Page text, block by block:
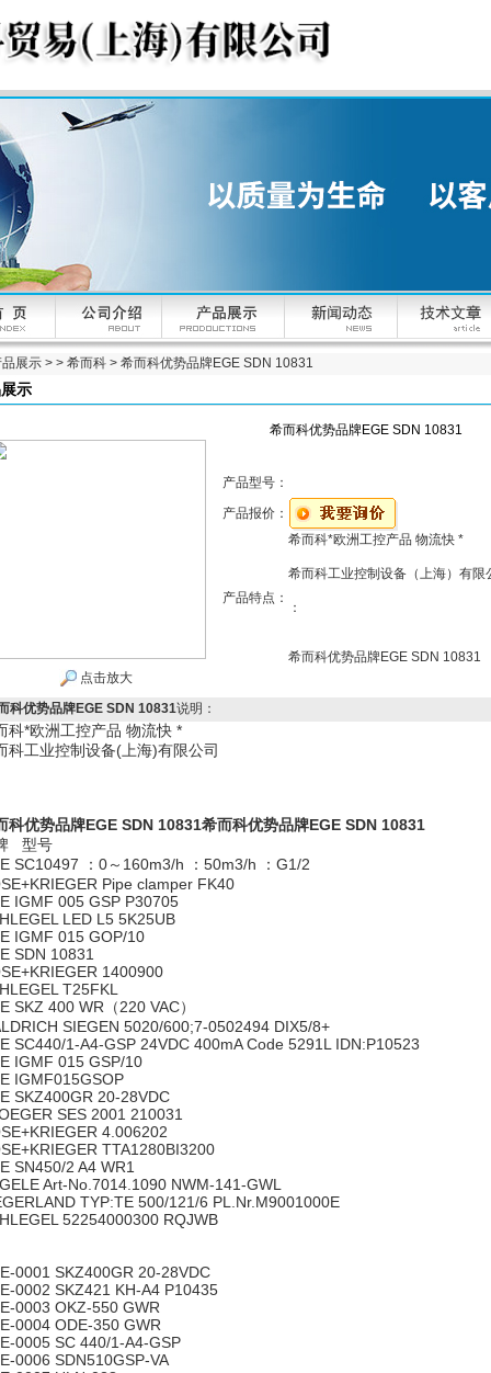
品展示 > > 希而科 > 希而科优势品牌EGE SDN 10831
示
希而科优势品牌EGE SDN 10831
点击放大
产品型号：
产品报价：
产品特点：
希而科*欧洲工控产品 物流快 *
希而科工业控制设备（上海）有限
：
希而科优势品牌EGE SDN 10831
科优势品牌EGE SDN 10831说明：
科*欧洲工控产品 物流快 *
科工业控制设备(上海)有限公司
科优势品牌EGE SDN 10831希而科优势品牌EGE SDN 10831
型号
SC10497 ：0～160m3/h ：50m3/h ：G1/2
Pipe clamper FK40
IGMF 005 GSP P30705
LED L5 5K25UB
IGMF 015 GOP/10
SDN 10831
1400900
T25FKL
SKZ 400 WR（220 VAC）
SIEGEN 5020/600;7-0502494 DIX5/8+
SC440/1-A4-GSP 24VDC 400mA Code 5291L IDN:P10523
IGMF 015 GSP/10
IGMF015GSOP
SKZ400GR 20-28VDC
SES 2001 210031
4.006202
TTA1280BI3200
SN450/2 A4 WR1
Art-No.7014.1090 NWM-141-GWL
TYP:TE 500/121/6 PL.Nr.M9001000E
52254000300 RQJWB
0001 SKZ400GR 20-28VDC
0002 SKZ421 KH-A4 P10435
0003 OKZ-550 GWR
0004 ODE-350 GWR
0005 SC 440/1-A4-GSP
0006 SDN510GSP-VA